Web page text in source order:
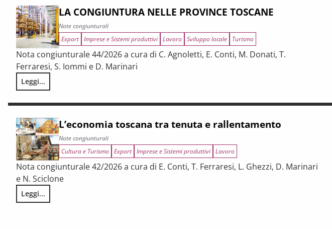
LA CONGIUNTURA NELLE PROVINCE TOSCANE
Note congiunturali
Export Imprese e Sistemi produttivi Lavoro Sviluppo locale Turismo
Nota congiunturale 44/2026 a cura di C. Agnoletti, E. Conti, M. Donati, T.
Ferraresi, S. Iommi e D. Marinari
Leggi...
LA CONGIUNTURA NELLE PROVINCE TOSCANE
L’economia toscana tra tenuta e rallentamento
Note congiunturali
Cultura e Turismo Export Imprese e Sistemi produttivi Lavoro
Nota congiunturale 42/2026 a cura di E. Conti, T. Ferraresi, L. Ghezzi, D. Marinari
e N. Sciclone
Leggi...
L’economia toscana tra tenuta e rallentamento